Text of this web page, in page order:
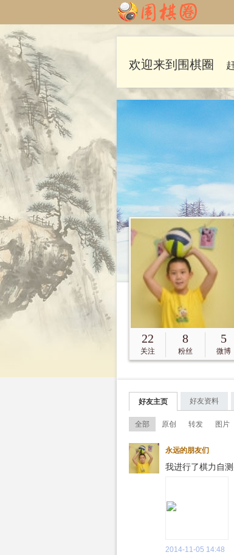
欢迎来到围棋圈
22
关注
8
粉丝
5
微博
好友主页 好友资料
全部 原创 转发 图片
永远的朋友们
我进行了棋力自
2014-11-05 14:48